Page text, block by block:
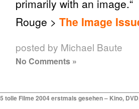
primarily with an image.“
Rouge > The Image
posted by Michael Baute
No Comments »
tolle Filme 2004 erstmals gesehen – Kino,